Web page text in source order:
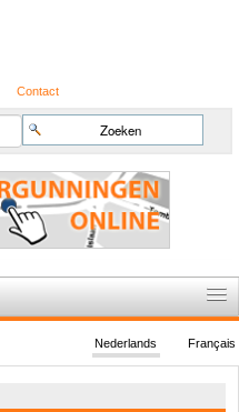
Contact
Français
Nederlands